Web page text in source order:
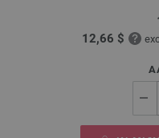
12,66 $